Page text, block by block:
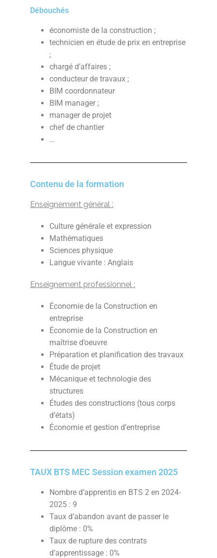
Débouchés
économiste de la construction ;
technicien en étude de prix en entreprise
;
chargé d’affaires ;
conducteur de travaux ;
BIM coordonnateur
BIM manager ;
manager de projet
chef de chantier
…
Contenu de la formation​
Enseignement général :
Culture générale et expression
Mathématiques
Sciences physique
Langue vivante : Anglais
Enseignement professionnel :
Économie de la Construction en
entreprise
Économie de la Construction en
maîtrise d’oeuvre
Préparation et planification des travaux
Étude de projet
Mécanique et technologie des
structures
Études des constructions (tous corps
d’états)
Économie et gestion d’entreprise
TAUX BTS MEC Session examen 2025
Nombre d’apprentis en BTS 2 en 2024-
2025 : 9
Taux d’abandon avant de passer le
diplôme : 0%
Taux de rupture des contrats
d’apprentissage : 0%